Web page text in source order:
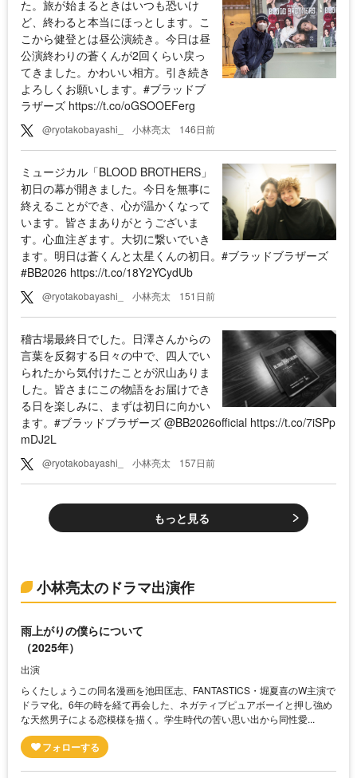
た。旅が始まるときはいつも恐いけ
ど、終わると本当にほっとします。こ
こから健登とは昼公演続き。今日は昼
公演終わりの蒼くんが2回くらい戻っ
てきました。かわいい相方。引き続き
よろしくお願いします。#ブラッドブ
ラザーズ https://t.co/oGSOOEFerg
@ryotakobayashi_ 小林亮太 146日前
ミュージカル「BLOOD BROTHERS」
初日の幕が開きました。今日を無事に
終えることができ、心が温かくなって
います。皆さまありがとうございま
す。心血注ぎます。大切に繋いでいき
ます。明日は蒼くんと太星くんの初日。#ブラッドブラザーズ
#BB2026 https://t.co/18Y2YCydUb
@ryotakobayashi_ 小林亮太 151日前
稽古場最終日でした。日澤さんからの
言葉を反芻する日々の中で、四人でい
られたから気付けたことが沢山ありま
した。皆さまにこの物語をお届けでき
る日を楽しみに、まずは初日に向かい
ます。#ブラッドブラザーズ @BB2026official https://t.co/7iSPp
mDJ2L
@ryotakobayashi_ 小林亮太 157日前
もっと見る
小林亮太のドラマ出演作
雨上がりの僕らについて
（2025年）
出演
らくたしょうこの同名漫画を池田匡志、FANTASTICS・堀夏喜のW主演で
ドラマ化。6年の時を経て再会した、ネガティブピュアボーイと押し強め
な天然男子による恋模様を描く。学生時代の苦い思い出から同性愛...